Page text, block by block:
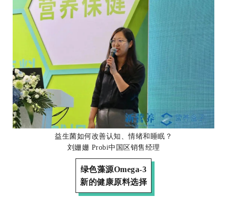
益生菌如何改善认知、情绪和睡眠？
刘姗姗 Probi中国区销售经理
绿色藻源Omega-3
新的健康原料选择